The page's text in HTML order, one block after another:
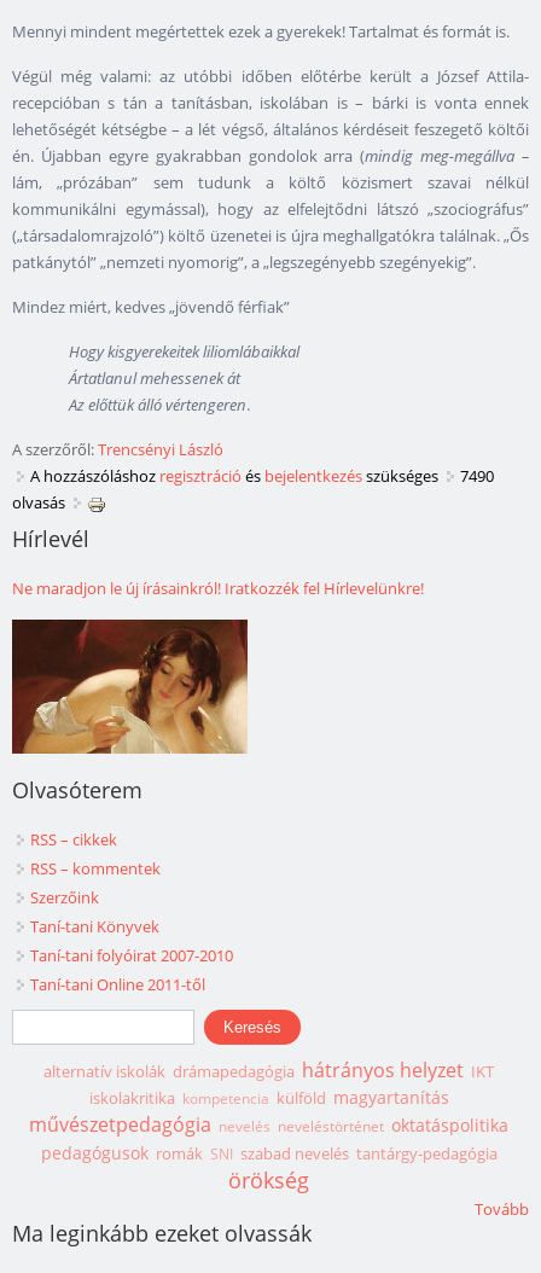
Mennyi mindent megértettek ezek a gyerekek! Tartalmat és formát is.
Végül még valami: az utóbbi időben előtérbe került a József Attila-
recepcióban s tán a tanításban, iskolában is – bárki is vonta ennek
lehetőségét kétségbe – a lét végső, általános kérdéseit feszegető költői
én. Újabban egyre gyakrabban gondolok arra (mindig meg-megállva –
lám, „prózában” sem tudunk a költő közismert szavai nélkül
kommunikálni egymással), hogy az elfelejtődni látszó „szociográfus”
(„társadalomrajzoló”) költő üzenetei is újra meghallgatókra találnak. „Ős
patkánytól” „nemzeti nyomorig”, a „legszegényebb szegényekig”.
Mindez miért, kedves „jövendő férfiak”
Hogy kisgyerekeitek liliomlábaikkal
Ártatlanul mehessenek át
Az előttük álló vértengeren.
A szerzőről:Trencsényi László
A hozzászóláshoz regisztráció és bejelentkezésszükséges
7490
olvasás
Hírlevél
Ne maradjon le új írásainkról! Iratkozzék fel Hírlevelünkre!
Olvasóterem
RSS – cikkek
RSS – kommentek
Szerzőink
Taní-tani Könyvek
Taní-tani folyóirat 2007-2010
Taní-tani Online 2011-től
Keresés űrlap
Keresés
alternatív iskolák drámapedagógia hátrányos helyzet IKT
iskolakritika kompetencia külföld magyartanítás
művészetpedagógia nevelés neveléstörténet oktatáspolitika
pedagógusok romák SNI szabad nevelés tantárgy-pedagógia
örökség
Tovább
Ma leginkább ezeket olvassák